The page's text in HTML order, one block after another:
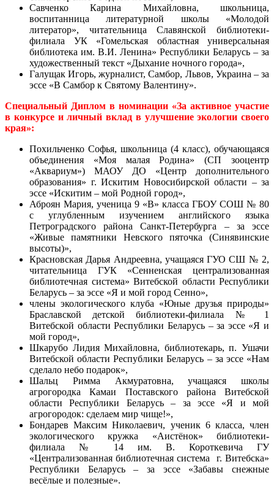
Савченко Карина Михайловна, школьница,
воспитанница литературной школы «Молодой
литератор», читательница Славянской библиотеки-
филиала УК «Гомельская областная универсальная
библиотека им. В.И. Ленина» Республики Беларусь – за
художественный текст «Дыхание ночного города»,
Галущак Игорь, журналист, Самбор, Львов, Украина – за
эссе «В Самбор к Святому Валентину».
Специальный Диплом в номинации «За активное участие
в конкурсе и личный вклад в улучшение экологии своего
края»:
Похильченко Софья, школьница (4 класс), обучающаяся
объединения «Моя малая Родина» (СП зооцентр
«Аквариум») МАОУ ДО «Центр дополнительного
образования» г. Искитим Новосибирской области – за
эссе «Искитим – мой Родной город»,
Аброян Мария, ученица 9 «В» класса ГБОУ СОШ № 80
с углубленным изучением английского языка
Петроградского района Санкт-Петербурга – за эссе
«Живые памятники Невского пяточка (Синявинские
высоты)»,
Красновская Дарья Андреевна, учащаяся ГУО СШ № 2,
читательница ГУК «Сенненская централизованная
библиотечная система» Витебской области Республики
Беларусь – за эссе «Я и мой город Сенно»,
члены экологического клуба «Юные друзья природы»
Браславской детской библиотеки-филиала № 1
Витебской области Республики Беларусь – за эссе «Я и
мой город»,
Шкарубо Лидия Михайловна, библиотекарь, п. Ушачи
Витебской области Республики Беларусь – за эссе «Нам
сделало небо подарок»,
Шальц Римма Акмуратовна, учащаяся школы
агрогородка Камаи Поставского района Витебской
области Республики Беларусь – за эссе «Я и мой
агрогородок: сделаем мир чище!»,
Бондарев Максим Николаевич, ученик 6 класса, член
экологического кружка «Аистёнок» библиотеки-
филиала № 14 им. В. Короткевича ГУ
«Централизованная библиотечная система г. Витебска»
Республики Беларусь – за эссе «Забавы снежные
весёлые и полезные».